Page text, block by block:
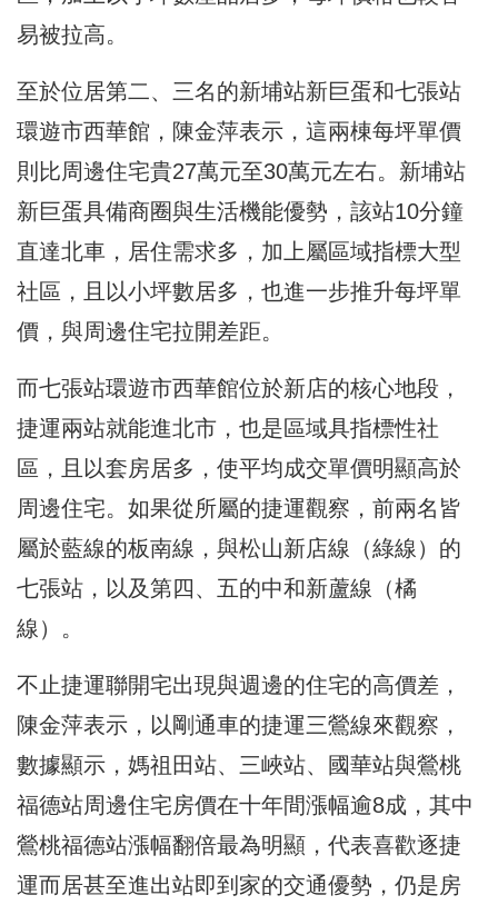
易被拉高。
至於位居第二、三名的新埔站新巨蛋和七張站
環遊市西華館，陳金萍表示，這兩棟每坪單價
則比周邊住宅貴27萬元至30萬元左右。新埔站
新巨蛋具備商圈與生活機能優勢，該站10分鐘
直達北車，居住需求多，加上屬區域指標大型
社區，且以小坪數居多，也進一步推升每坪單
價，與周邊住宅拉開差距。
而七張站環遊市西華館位於新店的核心地段，
捷運兩站就能進北市，也是區域具指標性社
區，且以套房居多，使平均成交單價明顯高於
周邊住宅。如果從所屬的捷運觀察，前兩名皆
屬於藍線的板南線，與松山新店線（綠線）的
七張站，以及第四、五的中和新蘆線（橘
線）。
不止捷運聯開宅出現與週邊的住宅的高價差，
陳金萍表示，以剛通車的捷運三鶯線來觀察，
數據顯示，媽祖田站、三峽站、國華站與鶯桃
福德站周邊住宅房價在十年間漲幅逾8成，其中
鶯桃福德站漲幅翻倍最為明顯，代表喜歡逐捷
運而居甚至進出站即到家的交通優勢，仍是房